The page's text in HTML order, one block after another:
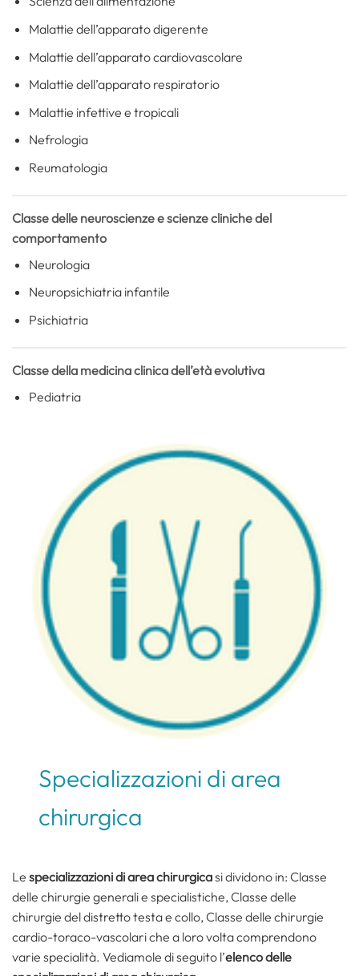
Malattie dell’apparato digerente
Malattie dell’apparato cardiovascolare
Malattie dell’apparato respiratorio
Malattie infettive e tropicali
Nefrologia
Reumatologia
Classe delle neuroscienze e scienze cliniche del
comportamento
Neurologia
Neuropsichiatria infantile
Psichiatria
Classe della medicina clinica dell’età evolutiva
Pediatria
Specializzazioni di area
chirurgica
Le specializzazioni di area chirurgicasi dividono in: Classe
delle chirurgie generali e specialistiche, Classe delle
chirurgie del distretto testa e collo, Classe delle chirurgie
cardio-toraco-vascolari che a loro volta comprendono
varie specialità. Vediamole di seguito l’elenco delle